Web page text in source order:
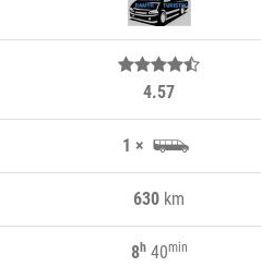
4.57
1 ×
630 km
8h40min